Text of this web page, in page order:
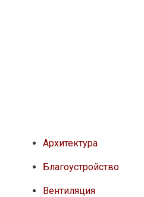
Архитектура
Благоустройство
Вентиляция